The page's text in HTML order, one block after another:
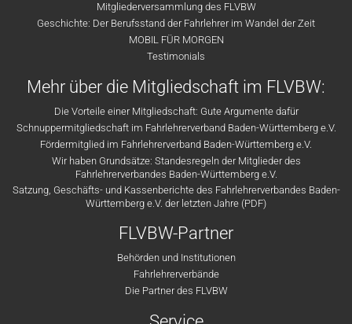
Mitgliederversammlung des FLVBW
Geschichte: Der Berufsstand der Fahrlehrer im Wandel der Zeit
MOBIL FÜR MORGEN
Testimonials
Mehr über die Mitgliedschaft im FLVBW:
Die Vorteile einer Mitgliedschaft: Gute Argumente dafür
Schnuppermitgliedschaft im Fahrlehrerverband Baden-Württemberg e.V.
Fördermitglied im Fahrlehrerverband Baden-Württemberg e.V.
Wir haben Grundsätze: Standesregeln der Mitglieder des
Fahrlehrerverbandes Baden-Württemberg e.V.
Satzung, Geschäfts- und Kassenberichte des Fahrlehrerverbandes Baden-
Württemberg e.V. der letzten Jahre (PDF)
FLVBW-Partner
Behörden und Institutionen
Fahrlehrerverbände
Die Partner des FLVBW